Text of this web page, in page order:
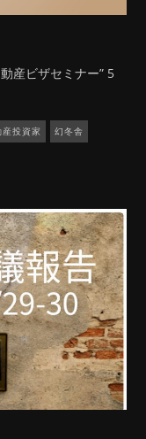
産ビザセミナー” 5
産投資家 幻冬舎